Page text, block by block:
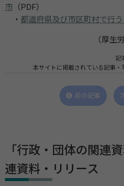
市 （PDF）
・ 都道府県及び市区町村で行
（厚生
記
本サイトに掲載されている記事・
前の記事
「行政・団体の関連
連資料・リリース